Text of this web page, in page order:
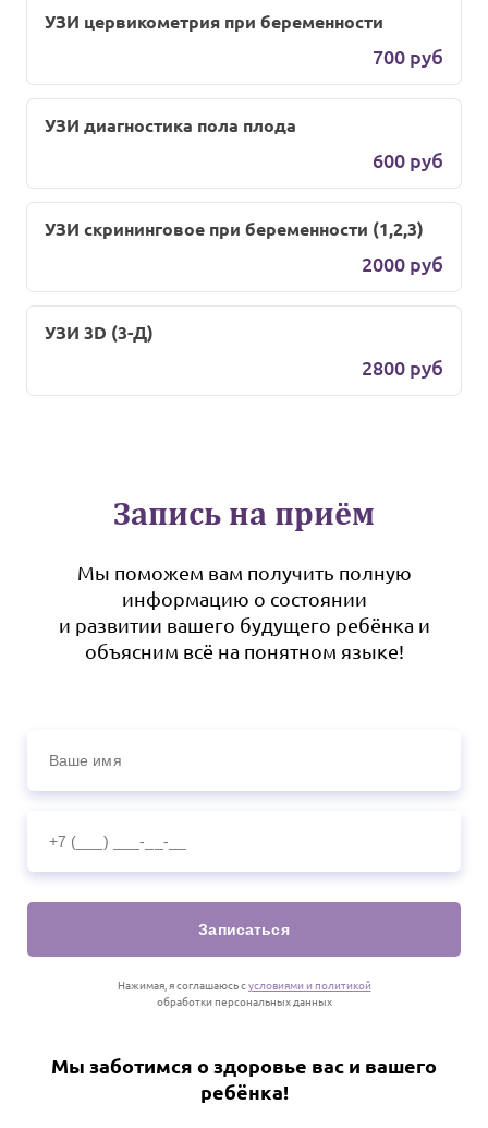
УЗИ цервикометрия при беременности
700 руб
УЗИ диагностика пола плода
600 руб
УЗИ скрининговое при беременности (1,2,3)
2000 руб
УЗИ 3D (3-Д)
2800 руб
Запись на приём
Мы поможем вам получить полную
информацию о состоянии
и развитии вашего будущего ребёнка и
объясним всё на понятном языке!
Нажимая, я соглашаюсь сусловиями и политикой
обработки персональных данных
Записаться
Мы заботимся о здоровье вас и вашего
ребёнка!